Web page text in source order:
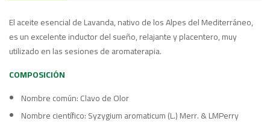
El aceite esencial de Lavanda, nativo de los Alpes del Mediterráneo,
es un excelente inductor del sueño, relajante y placentero, muy
utilizado en las sesiones de aromaterapia.
COMPOSICIÓN
Nombre común: Clavo de Olor
Nombre científico: Syzygium aromaticum (L.) Merr. & LMPerry